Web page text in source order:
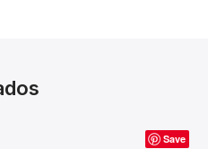
Save